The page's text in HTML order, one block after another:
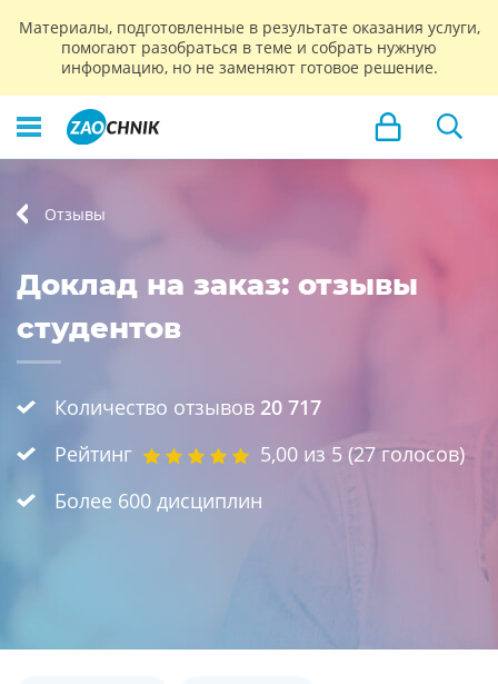
Материалы, подготовленные в результате оказания услуги,
помогают разобраться в теме и собрать нужную
информацию, но не заменяют готовое решение.
Отзывы
Доклад на заказ: отзывы
студентов
Количество отзывов 20 717
Рейтинг
5,00 из 5 (27голосов)
Более 600 дисциплин